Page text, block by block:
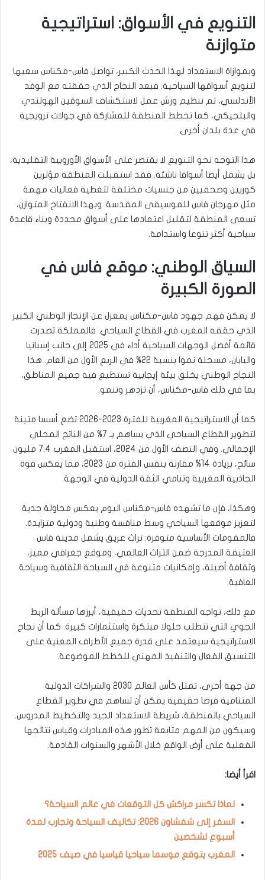
التنويع في الأسواق: استراتيجية
متوازنة
وبموازاة الاستعداد لهذا الحدث الكبير، تواصل فاس-مكناس سعيها
لتنويع أسواقها السياحية. فبعد النجاح الذي حققته مع الوفد
الأندلسي، تم تنظيم ورش عمل لاستكشاف السوقين الهولندي
والبلجيكي، كما تخطط المنطقة للمشاركة في جولات ترويجية
في عدة بلدان أخرى.
هذا التوجه نحو التنويع لا يقتصر على الأسواق الأوروبية التقليدية،
بل يشمل أيضا أسواقا ناشئة. فقد استقبلت المنطقة مؤثرين
كوريين وصحفيين من جنسيات مختلفة لتغطية فعاليات مهمة
مثل مهرجان فاس للموسيقى المقدسة. وبهذا الانفتاح المتوازن،
تسعى المنطقة لتقليل اعتمادها على أسواق محددة وبناء قاعدة
سياحية أكثر تنوعا واستدامة.
السياق الوطني: موقع فاس في
الصورة الكبيرة
لا يمكن فهم جهود فاس-مكناس بمعزل عن الإنجاز الوطني الكبير
الذي حققه المغرب في القطاع السياحي. فالمملكة تصدرت
قائمة أفضل الوجهات السياحية أداء في 2025 إلى جانب إسبانيا
واليابان، مسجلة نموا بنسبة 22% في الربع الأول من العام. هذا
النجاح الوطني يخلق بيئة إيجابية تستطيع فيه جميع المناطق،
بما في ذلك فاس-مكناس، أن تزدهر وتنمو.
كما أن الاستراتيجية المغربية للفترة 2023-2026 تضع أسسا متينة
لتطوير القطاع السياحي الذي يساهم بـ 7% من الناتج المحلي
الإجمالي. وفي النصف الأول من 2024، استقبل المغرب 7.4 مليون
سائح، بزيادة 14% مقارنة بنفس الفترة من 2023، مما يعكس قوة
الجاذبية المغربية وتنامي الثقة الدولية في الوجهة.
وهكذا، فإن ما تشهده فاس-مكناس اليوم يعكس محاولة جدية
لتعزيز موقعها السياحي وسط منافسة وطنية ودولية متزايدة.
فالمقومات الأساسية متوفرة: تراث عريق يشمل مدينة فاس
العتيقة المدرجة ضمن التراث العالمي، وموقع جغرافي مميز،
وثقافة أصيلة، وإمكانيات متنوعة في السياحة الثقافية وسياحة
العافية.
مع ذلك، تواجه المنطقة تحديات حقيقية، أبرزها مسألة الربط
الجوي التي تتطلب حلولا مبتكرة واستثمارات كبيرة. كما أن نجاح
الاستراتيجية سيعتمد على قدرة جميع الأطراف المعنية على
التنسيق الفعال والتنفيذ المهني للخطط الموضوعة.
من جهة أخرى، تمثل كأس العالم 2030 والشراكات الدولية
المتنامية فرصا حقيقية يمكن أن تساهم في تطوير القطاع
السياحي بالمنطقة، شريطة الاستعداد الجيد والتخطيط المدروس.
وسيكون من المهم متابعة تطور هذه المبادرات وقياس نتائجها
الفعلية على أرض الواقع خلال الأشهر والسنوات القادمة.
اقرأ أيضا:
لماذا تكسر مراكش كل التوقعات في عالم السياحة؟
السفر إلى شفشاون 2026: تكاليف السياحة وتجارب لمدة
أسبوع لشخصين
المغرب يتوقع موسما سياحيا قياسيا في صيف 2025